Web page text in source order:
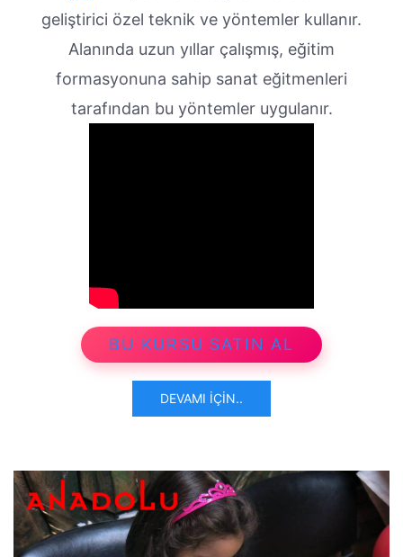
geliştirici özel teknik ve yöntemler kullanır.
Alanında uzun yıllar çalışmış, eğitim
formasyonuna sahip sanat eğitmenleri
tarafından bu yöntemler uygulanır.
BU KURSU SATIN AL
DEVAMI İÇIN..